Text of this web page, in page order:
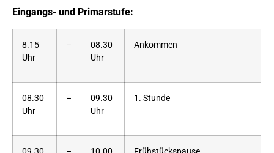
Eingangs- und Primarstufe:
8.15
Uhr
­–
08.30
Uhr
Ankommen
08.30
Uhr
–
09.30
Uhr
1. Stunde